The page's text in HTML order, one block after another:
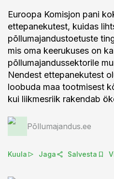
Euroopa Komisjon pani
ettepanekutest, kuidas
põllumajandustoetuste
mis oma keerukuses on
põllumajandussektorile
Nendest ettepanekutest
loobuda maa tootmisest
kui liikmesriik rakendab
Põllumajandus.ee
Kuula Jaga Salvesta